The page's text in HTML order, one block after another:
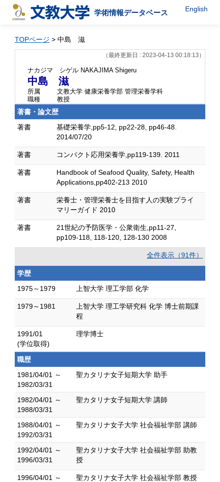
学術情報データベース English
TOPページ > 中島 滋
（最終更新日 : 2023-04-13 00:18:13）
ナカジマ シゲル NAKAJIMA Shigeru
中島 滋
所属
文教大学 健康栄養学部 管理栄養学科
職種
教授
著書・論文歴
著書
基礎栄養学,pp5-12, pp22-28, pp46-48.
2014/07/20
著書 コンパクト応用栄養学,pp119-139. 2011
著書
Handbook of Seafood Quality, Safety, Health
Applications,pp402-213 2010
著書
栄養士・管理栄養士を目指す人の実験プライ
マリーガイド 2010
著書
21世紀の予防医学・公衆衛生,pp11-27,
pp109-118, 118-120, 128-130 2008
全件表示（91件）
学歴
1975～1979
上智大学 理工学部 化学
1979～1981
上智大学 理工学研究科 化学 博士前期課
程
1991/01
(学位取得)
理学博士
職歴
1981/04/01 ～
1982/03/31
聖カタリナ女子短期大学 助手
1982/04/01 ～
1988/03/31
聖カタリナ女子短期大学 講師
1988/04/01 ～
1992/03/31
聖カタリナ女子大学 社会福祉学部 講師
1992/04/01 ～
1996/03/31
聖カタリナ女子大学 社会福祉学部 助教
授
1996/04/01 ～
聖カタリナ女子大学 社会福祉学部 教授